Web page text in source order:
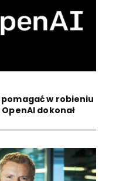
w robieniu
dokonał